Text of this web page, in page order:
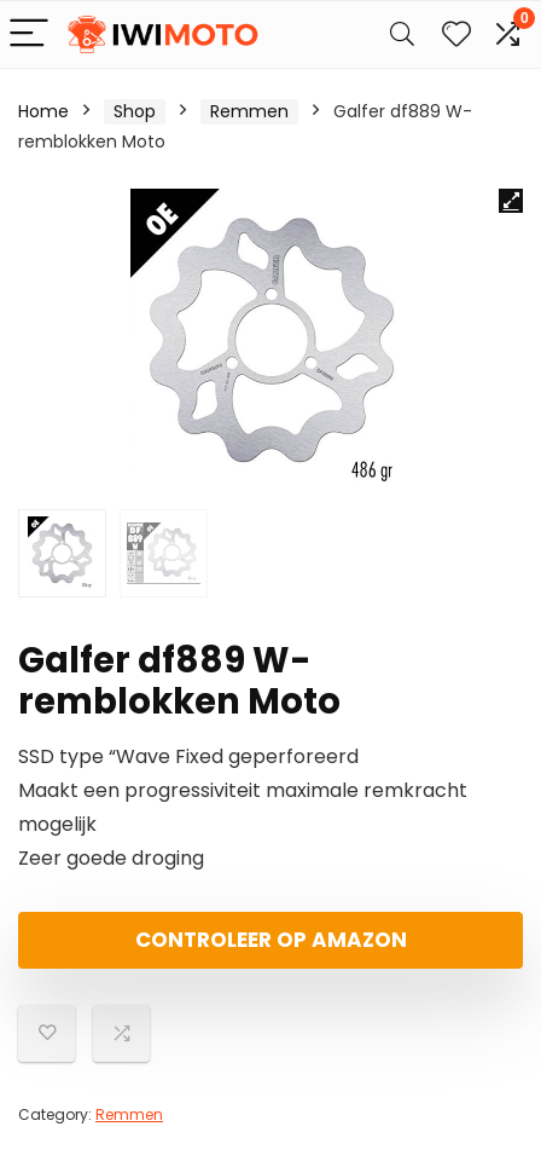
0
Home Shop Remmen
Galfer df889 W-
remblokken Moto
Galfer df889 W-
remblokken Moto
SSD type “Wave Fixed geperforeerd
Maakt een progressiviteit maximale remkracht
mogelijk
Zeer goede droging
CONTROLEER OP AMAZON
Category: Remmen